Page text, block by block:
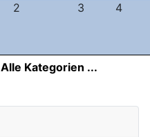
2 3 4
Alle Kategorien ...